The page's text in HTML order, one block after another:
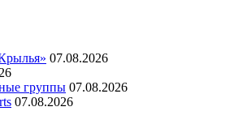
07.08.2026
группы 07.08.2026
07.08.2026